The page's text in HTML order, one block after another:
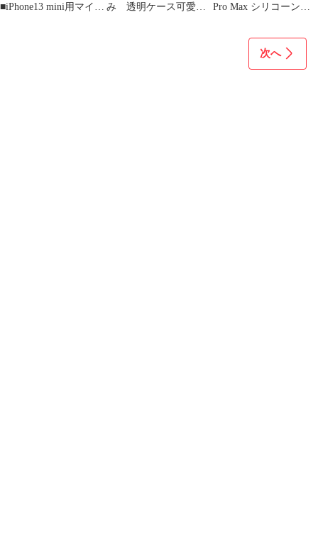
■iPhone13 mini用マイク み 透明ケース可愛い
Pro Max シリコーンケ
次へ